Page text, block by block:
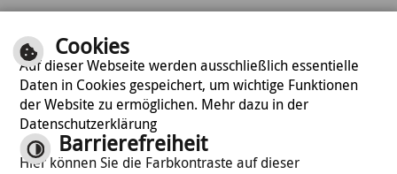
Datenschutzerklärung
optimiert für
mobile Endgeräte
Cookies
Auf dieser Webseite werden ausschließlich essentielle
Daten in Cookies gespeichert, um wichtige Funktionen
der Website zu ermöglichen. Mehr dazu in der
Datenschutzerklärung
Barrierefreiheit
Hier können Sie die Farbkontraste auf dieser